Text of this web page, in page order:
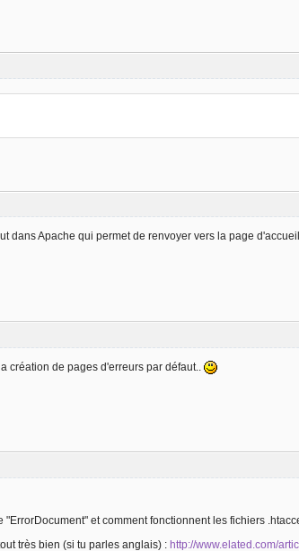
dans Apache qui permet de renvoyer vers la page
création de pages d'erreurs par défaut..
et comment fonctionnent les fichiers
très bien (si tu parles anglais) : http://www.elated.com/